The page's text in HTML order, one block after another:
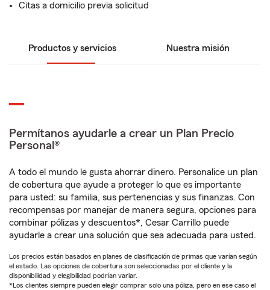
Citas a domicilio previa solicitud
Productos y servicios Nuestra misión
Permítanos ayudarle a crear un Plan Precio
Personal®
A todo el mundo le gusta ahorrar dinero. Personalice un plan
de cobertura que ayude a proteger lo que es importante
para usted: su familia, sus pertenencias y sus finanzas. Con
recompensas por manejar de manera segura, opciones para
combinar pólizas y descuentos*, Cesar Carrillo puede
ayudarle a crear una solución que sea adecuada para usted.
Los precios están basados en planes de clasificación de primas que varían según
el estado. Las opciones de cobertura son seleccionadas por el cliente y la
disponibilidad y elegibilidad podrían variar.
*Los clientes siempre pueden elegir comprar solo una póliza, pero en ese caso el